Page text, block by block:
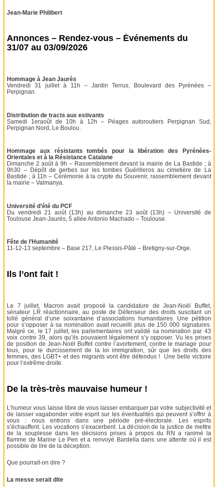
Jean-Marie Philibert
Annonces – Rendez-vous – Événements du
31/07 au 03/09/2026
Hommage à Jean Jaurès
Vendredi 31 juillet à 11h – Jardin Terrus, Boulevard des Pyrénées –
Perpignan.
Distribution de tracts aux estivants
Samedi 1eraoût de 10h à 12h – Péages autoroutiers Perpignan Sud,
Perpignan Nord, Le Boulou.
Hommage aux résistants tombés pour la libération des Pyrénées-
Orientales et à la Résistance Catalane
Dimanche 2 août à 9h – Rassemblement devant la mairie de La Bastide ; à
9h30 – Dépôt de gerbes sur les tombes Guérilleros au cimetière de La
Bastide ; à 11h – Cérémonie à la crypte du Souvenir, rassemblement devant
la mairie – Valmanya.
Université d’été du PCF
Du vendredi 21 août (13h) au dimanche 23 août (13h) – Université de
Toulouse Jean-Jaurès, 5 allée Antonio Machado – Toulouse.
Fête de l’Humanité
11-12-13 septembre – Base 217, Le Plessis-Pâté – Bretigny-sur-Orge.
Ils l’ont fait !
Le 7 juillet, Macron avait proposé la candidature de Jean-Noël Buffet,
sénateur LR réactionnaire, au poste de Défenseur des droits suscitant un
tollé général d’une soixantaine d’associations humanitaires. Une pétition
pour s’opposer à sa nomination avait recueilli plus de 150 000 signatures.
Malgré ce, le 17 juillet, les parlementaires ont validé sa nomination par 43
voix contre 39, alors qu’ils pouvaient légalement s’y opposer. Vu les prises
de position de Jean-Noël Buffet contre l’avortement, contre le mariage pour
tous, pour le durcissement de la loi immigration, sûr que les droits des
femmes, des LGBT+ et des migrants vont être défendus ! Une belle victoire
pour l’extrême droite.
De la très-très mauvaise humeur !
L’humeur vous laisse libre de vous laisser embarquer par votre subjectivité et
de laisser vagabonder votre esprit sur les éventualités qui peuvent s’offrir à
vous : nous entrons dans une période pré-électorale. Les esprits
s’échauffent. Les vocations s’exacerbent. La décision de la justice de mettre
de la souplesse dans les décisions prises à propos du RN a ranimé la
flamme de Marine Le Pen et a renvoyé Bardella dans une attente où il est
possible de lire de la déception.
Que pourrait-on dire ?
La messe serait dite